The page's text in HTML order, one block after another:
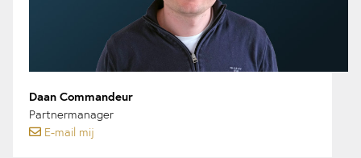
Daan Commandeur
Partnermanager
E-mail mij